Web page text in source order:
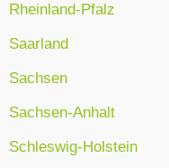
Rheinland-Pfalz
Saarland
Sachsen
Sachsen-Anhalt
Schleswig-Holstein